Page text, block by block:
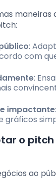
maneiras
:
com
:
impactante
gráficos
o
ao